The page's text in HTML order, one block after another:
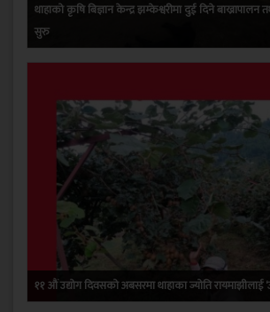
थाहाको कृषि बिज्ञान केन्द्र झम्केश्वरीमा दुई दिने बाख्रापालन
सुरु
११ औं उद्योग दिवसको अबसरमा थाहाका ज्योति रायमाझीलाई